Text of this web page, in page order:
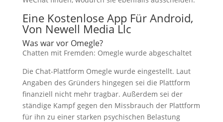
Eine Kostenlose App Für Android,
Von Newell Media Llc
Was war vor Omegle?
Chatten mit Fremden: Omegle wurde abgeschaltet
Die Chat-Plattform Omegle wurde eingestellt. Laut
Angaben des Gründers hingegen sei die Plattform
finanziell nicht mehr tragbar. Außerdem sei der
ständige Kampf gegen den Missbrauch der Plattform
für ihn zu einer starken psychischen Belastung